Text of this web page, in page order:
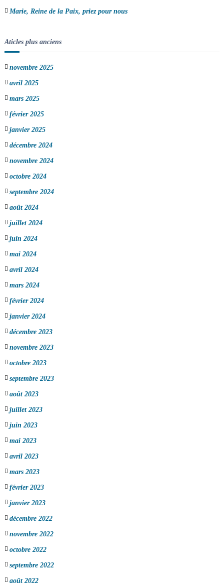
Marie, Reine de la Paix, priez pour nous
Aticles plus anciens
novembre 2025
avril 2025
mars 2025
février 2025
janvier 2025
décembre 2024
novembre 2024
octobre 2024
septembre 2024
août 2024
juillet 2024
juin 2024
mai 2024
avril 2024
mars 2024
février 2024
janvier 2024
décembre 2023
novembre 2023
octobre 2023
septembre 2023
août 2023
juillet 2023
juin 2023
mai 2023
avril 2023
mars 2023
février 2023
janvier 2023
décembre 2022
novembre 2022
octobre 2022
septembre 2022
août 2022